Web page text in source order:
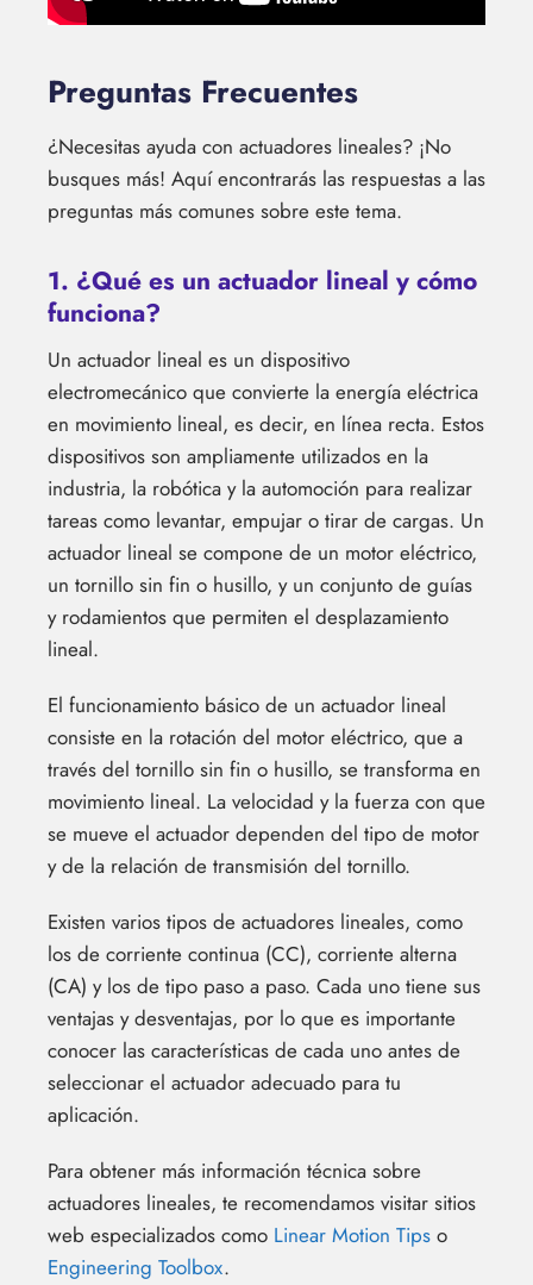
Preguntas Frecuentes
¿Necesitas ayuda con actuadores lineales? ¡No
busques más! Aquí encontrarás las respuestas a las
preguntas más comunes sobre este tema.
1. ¿Qué es un actuador lineal y cómo
funciona?
Un actuador lineal es un dispositivo
electromecánico que convierte la energía eléctrica
en movimiento lineal, es decir, en línea recta. Estos
dispositivos son ampliamente utilizados en la
industria, la robótica y la automoción para realizar
tareas como levantar, empujar o tirar de cargas. Un
actuador lineal se compone de un motor eléctrico,
un tornillo sin fin o husillo, y un conjunto de guías
y rodamientos que permiten el desplazamiento
lineal.
El funcionamiento básico de un actuador lineal
consiste en la rotación del motor eléctrico, que a
través del tornillo sin fin o husillo, se transforma en
movimiento lineal. La velocidad y la fuerza con que
se mueve el actuador dependen del tipo de motor
y de la relación de transmisión del tornillo.
Existen varios tipos de actuadores lineales, como
los de corriente continua (CC), corriente alterna
(CA) y los de tipo paso a paso. Cada uno tiene sus
ventajas y desventajas, por lo que es importante
conocer las características de cada uno antes de
seleccionar el actuador adecuado para tu
aplicación.
Para obtener más información técnica sobre
actuadores lineales, te recomendamos visitar sitios
web especializados como Linear Motion Tips o
Engineering Toolbox.